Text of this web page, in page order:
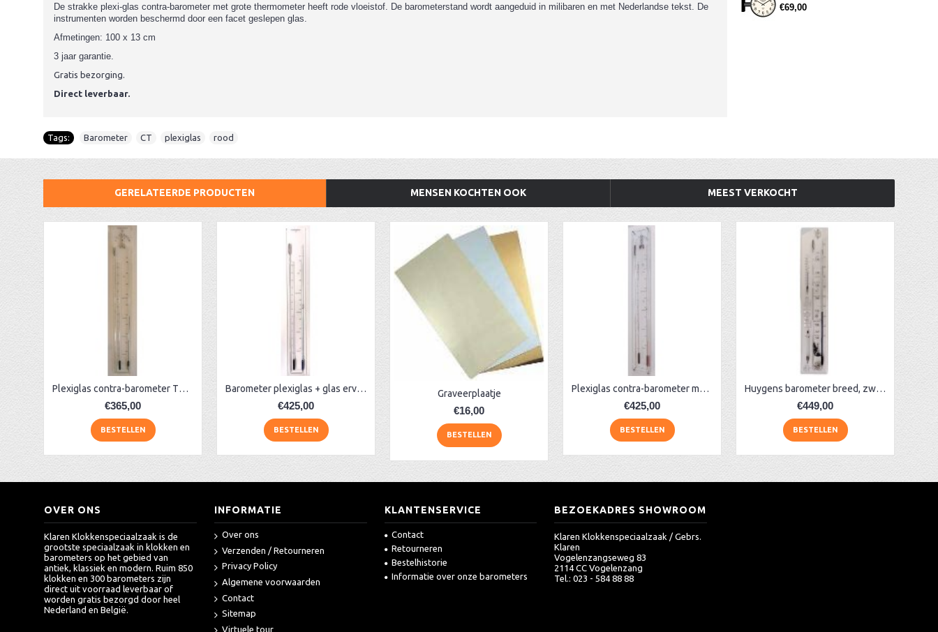
€69,00
De strakke plexi-glas contra-barometer met grote thermometer heeft rode vloeistof. De barometerstand wordt aangeduid in milibaren en met Nederlandse tekst. De
instrumenten worden beschermd door een facet geslepen glas.
Afmetingen: 100 x 13 cm
3 jaar garantie.
Gratis bezorging.
Direct leverbaar.
Tags: Barometer CT plexiglas rood
GERELATEERDE PRODUCTEN MENSEN KOCHTEN OOK MEEST VERKOCHT
Plexiglas contra-barometer TH zwart
€365,00
BESTELLEN
Barometer plexiglas + glas ervoor, blauw
€425,00
BESTELLEN
Graveerplaatje
€16,00
BESTELLEN
Plexiglas contra-barometer met glas, rood
€425,00
BESTELLEN
Huygens barometer breed, zwart
€449,00
BESTELLEN
OVER ONS
Klaren Klokkenspeciaalzaak is de
grootste speciaalzaak in klokken en
barometers op het gebied van
antiek, klassiek en modern. Ruim 850
klokken en 300 barometers zijn
direct uit voorraad leverbaar of
worden gratis bezorgd door heel
Nederland en België.
INFORMATIE
Over ons
Verzenden / Retourneren
Privacy Policy
Algemene voorwaarden
Contact
Sitemap
Virtuele tour
KLANTENSERVICE
Contact
Retourneren
Bestelhistorie
Informatie over onze barometers
BEZOEKADRES SHOWROOM
Klaren Klokkenspeciaalzaak / Gebrs.
Klaren
Vogelenzangseweg 83
2114 CC Vogelenzang
Tel.: 023 - 584 88 88